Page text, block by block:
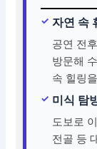
자연 속
공연 전
방문해
속 힐링
미식 탐
도보로
전골 등